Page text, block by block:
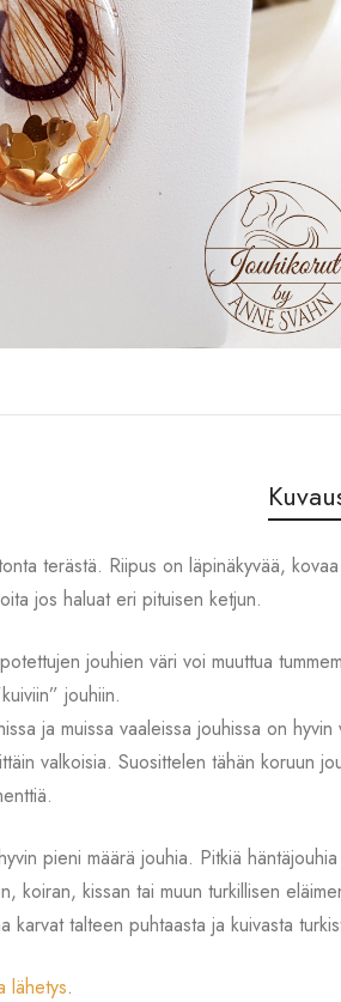
terästä. Riipus on läpinäkyvää,
jos haluat eri pituisen ketjun.
jouhien väri voi muuttua
jouhiin.
ja muissa vaaleissa jouhissa on
valkoisia. Suosittelen tähän koruun
pieni määrä jouhia. Pitkiä
koiran, kissan tai muun turkillisen
karvat talteen puhtaasta ja kuivasta
lähetys.